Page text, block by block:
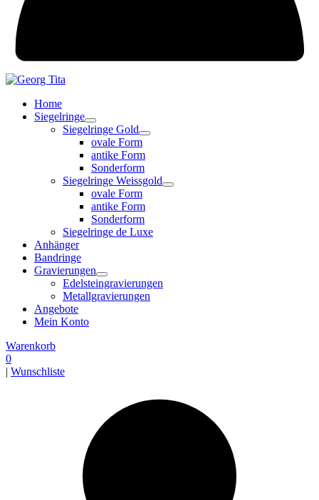
Home
Siegelringe
Siegelringe Gold
ovale Form
antike Form
Sonderform
Siegelringe Weissgold
ovale Form
antike Form
Sonderform
Siegelringe de Luxe
Anhänger
Bandringe
Gravierungen
Edelsteingravierungen
Metallgravierungen
Angebote
Mein Konto
Warenkorb
0
| Wunschliste